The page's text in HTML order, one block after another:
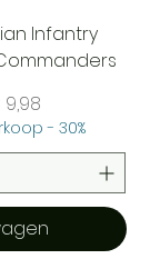
Infantry
- 30%